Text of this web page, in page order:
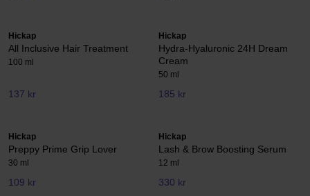
Hickap
All Inclusive Hair Treatment
100 ml
137 kr
Hickap
Hydra-Hyaluronic 24H Dream
Cream
50 ml
185 kr
Hickap
Preppy Prime Grip Lover
30 ml
109 kr
Hickap
Lash & Brow Boosting Serum
12 ml
330 kr